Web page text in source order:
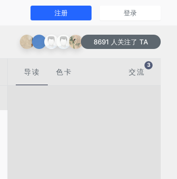
注册 登录
8691 人关注了 TA
导读 色卡 交流
3